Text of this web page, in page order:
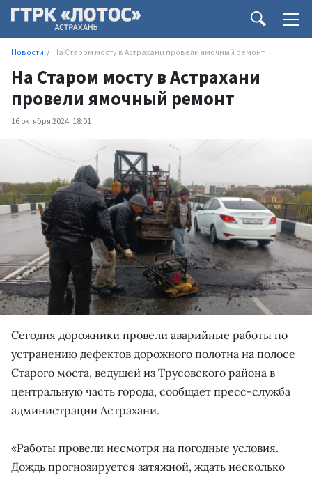
Новости На Старом мосту в Астрахани провели ямочный ремонт
На Старом мосту в Астрахани
провели ямочный ремонт
16 октября 2024, 18:01
Сегодня дорожники провели аварийные работы по
устранению дефектов дорожного полотна на полосе
Старого моста, ведущей из Трусовского района в
центральную часть города, сообщает пресс-служба
администрации Астрахани.
«Работы провели несмотря на погодные условия.
Дождь прогнозируется затяжной, ждать несколько